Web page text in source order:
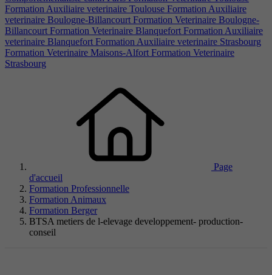
Formation Auxiliaire veterinaire Toulouse Formation Auxiliaire
veterinaire Boulogne-Billancourt Formation Veterinaire Boulogne-
Billancourt Formation Veterinaire Blanquefort Formation Auxiliaire
veterinaire Blanquefort Formation Auxiliaire veterinaire Strasbourg
Formation Veterinaire Maisons-Alfort Formation Veterinaire
Strasbourg
Page
d'accueil
Formation Professionnelle
Formation Animaux
Formation Berger
BTSA metiers de l-elevage developpement- production-
conseil